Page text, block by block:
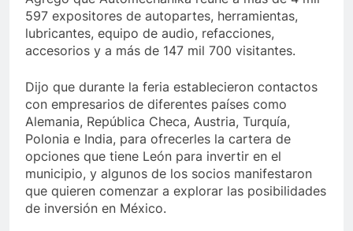
597 expositores de autopartes, herramientas,
lubricantes, equipo de audio, refacciones,
accesorios y a más de 147 mil 700 visitantes.
Dijo que durante la feria establecieron contactos
con empresarios de diferentes países como
Alemania, República Checa, Austria, Turquía,
Polonia e India, para ofrecerles la cartera de
opciones que tiene León para invertir en el
municipio, y algunos de los socios manifestaron
que quieren comenzar a explorar las posibilidades
de inversión en México.